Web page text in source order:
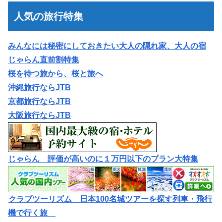
人気の旅行特集
みんなには秘密にしておきたい大人の隠れ家、大人の宿
じゃらん直前割特集
桜を待つ旅から、桜と旅へ
沖縄旅行ならJTB
京都旅行ならJTB
大阪旅行ならJTB
じゃらん 評価が高いのに１万円以下のプラン大特集
クラブツーリズム 日本100名城ツアーを探す列車・飛行
機で行く旅